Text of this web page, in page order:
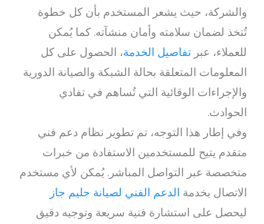
والشركة، حيث يشعر المستخدم بأن كل خطوة
تُتخذ لضمان سلامته وأمان منشآته. كما يُمكن
للعملاء، عبرتفاصيل الخدمة، الحصول على كل
المعلومات المتعلقة بحالة الشبكة والصيانة الدورية
والإجراءات الوقائية التي تُساهم في تفادي
الحوادث.
وفي إطار هذا التوجه، تم تطوير نظام دعم فني
متقدم يتيح للمستخدمين الاستفادة من خبرات
متخصصة عبر التواصل المباشر. يُمكن لأي مستخدم
الاتصال بخدمة الدعم الفني لصيانة جليم جاز
ليحصل على استشارة فنية سريعة وتوجيه دقيق